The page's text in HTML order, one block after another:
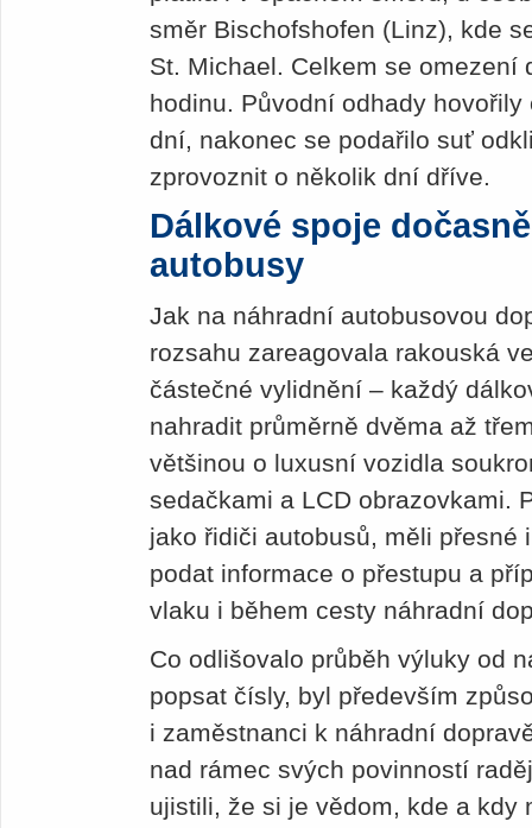
směr Bischofshofen (Linz), kde
St. Michael. Celkem se omezení
hodinu. Původní odhady
dní, nakonec se podařilo suť
zprovoznit o několik dní dříve.
Dálkové spoje
autobusy
Jak na náhradní autobusovou
rozsahu zareagovala rakouská
částečné vylidnění – každý
nahradit průměrně dvěma až
většinou o luxusní vozidla
sedačkami a LCD obrazovkami.
jako řidiči autobusů, měli
podat informace o přestupu a
vlaku i během cesty náhradní
Co odlišovalo průběh výluky od
popsat čísly, byl především
i zaměstnanci k náhradní
nad rámec svých povinností
ujistili, že si je vědom, kde a kdy